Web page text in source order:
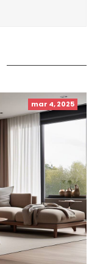
mar 4, 2025